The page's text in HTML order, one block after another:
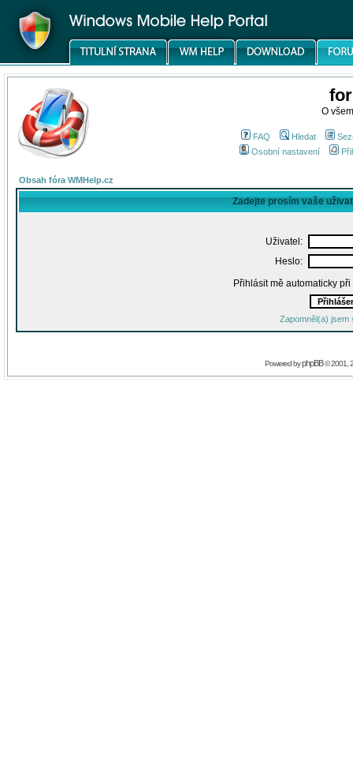
O
FAQ Hledat
Osobní nastavení
Obsah fóra WMHelp.cz
Zadejte prosím vaše
Uživatel:
Heslo:
Přihlásit mě automaticky
Zapomněl(a) jsem
Powered byphpBB© 2001,